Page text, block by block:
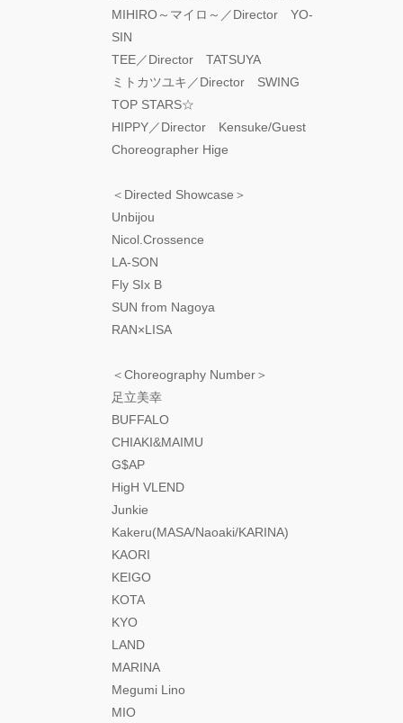
MIHIRO～マイロ～／Director YO-
SIN
TEE／Director TATSUYA
ミトカツユキ／Director SWING
TOP STARS☆
HIPPY／Director Kensuke/Guest
Choreographer Hige
＜Directed Showcase＞
Unbijou
Nicol.Crossence
LA-SON
Fly SIx B
SUN from Nagoya
RAN×LISA
＜Choreography Number＞
足立美幸
BUFFALO
CHIAKI&MAIMU
G$AP
HigH VLEND
Junkie
Kakeru(MASA/Naoaki/KARINA)
KAORI
KEIGO
KOTA
KYO
LAND
MARINA
Megumi Lino
MIO